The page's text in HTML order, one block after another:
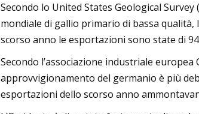
Secondo lo United States Geological
mondiale di gallio primario di bassa
scorso anno le esportazioni sono state di
Secondo l’associazione industriale
approvvigionamento del germanio è più
esportazioni dello scorso anno